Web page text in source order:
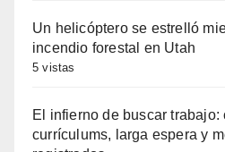
Un helicóptero se estrelló
incendio forestal en Utah
5 vistas
El infierno de buscar trabajo:
currículums, larga espera y